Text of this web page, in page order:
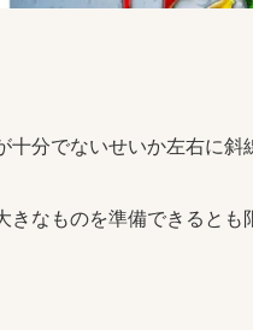
十分でないせいか左右に斜
きなものを準備できるとも